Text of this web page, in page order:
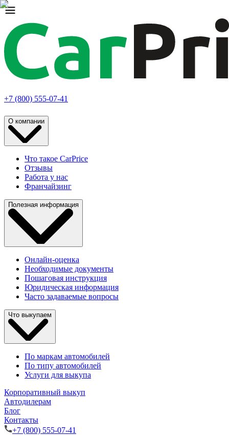
+7 (800) 555-07-41
О компании
Что такое CarPrice
Отзывы
Работа у нас
Франчайзинг
Полезная информация
Онлайн-оценка
Необходимые документы
Пошаговая инструкция
Юридическая информация
Часто задаваемые вопросы
Что выкупаем
По маркам автомобилей
По типу автомобилей
Услуги для выкупа
Корпоративный выкуп
Автодилерам
Блог
Контакты
+7 (800) 555-07-41